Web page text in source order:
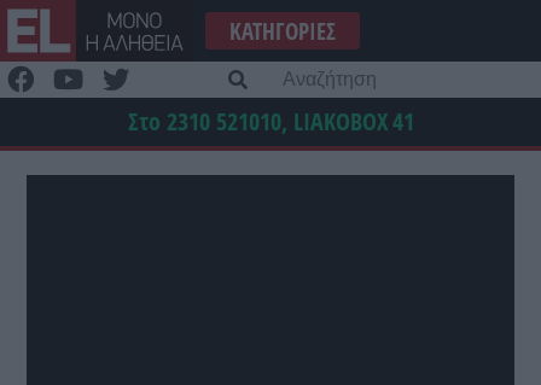
Μετάβαση
στο
περιεχόμενο
ΚΑΤΗΓΟΡΊΕΣ
Στο 2310 521010, LIAKOBOX41